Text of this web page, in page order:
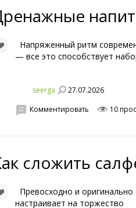
Напряженный ритм
— все это способствует
seerga 27.07.2026
Комментировать 10
сложить
Превосходно и
настраивает на торжество